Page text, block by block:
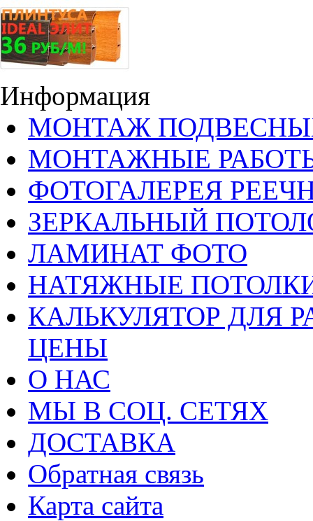
Информация
МОНТАЖ ПОДВЕСНЫХ
МОНТАЖНЫЕ
ФОТОГАЛЕРЕЯ
ЗЕРКАЛЬНЫЙ
ЛАМИНАТ ФОТО
НАТЯЖНЫЕ
КАЛЬКУЛЯТОР ДЛЯ
ЦЕНЫ
О НАС
МЫ В СОЦ. СЕТЯХ
ДОСТАВКА
Обратная связь
Карта сайта